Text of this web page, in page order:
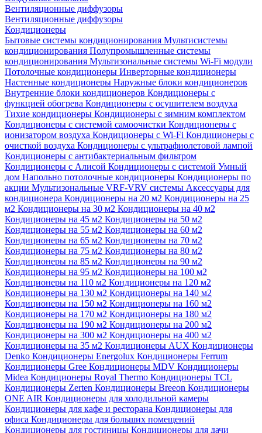
Вентиляционные диффузоры
Вентиляционные диффузоры
Кондиционеры
Бытовые системы кондиционирования Мультисистемы
кондиционирования Полупромышленные системы
кондиционирования Мультизональные системы Wi-Fi модули
Потолочные кондиционеры Инверторные кондиционеры
Настенные кондиционеры Наружные блоки кондиционеров
Внутренние блоки кондиционеров Кондиционеры с
функцией обогрева Кондиционеры с осушителем воздуха
Тихие кондиционеры Кондиционеры с зимним комплектом
Кондиционеры с системой самоочистки Кондиционеры с
ионизатором воздуха Кондиционеры с Wi-Fi Кондиционеры с
очисткой воздуха Кондиционеры с ультрафиолетовой лампой
Кондиционеры с антибактериальным фильтром
Кондиционеры с Алисой Кондиционеры с системой Умный
дом Напольно потолочные кондиционеры Кондиционеры по
акции Мультизональные VRF-VRV системы Аксессуары для
кондиционера Кондиционеры на 20 м2 Кондиционеры на 25
м2 Кондиционеры на 30 м2 Кондиционеры на 40 м2
Кондиционеры на 45 м2 Кондиционеры на 50 м2
Кондиционеры на 55 м2 Кондиционеры на 60 м2
Кондиционеры на 65 м2 Кондиционеры на 70 м2
Кондиционеры на 75 м2 Кондиционеры на 80 м2
Кондиционеры на 85 м2 Кондиционеры на 90 м2
Кондиционеры на 95 м2 Кондиционеры на 100 м2
Кондиционеры на 110 м2 Кондиционеры на 120 м2
Кондиционеры на 130 м2 Кондиционеры на 140 м2
Кондиционеры на 150 м2 Кондиционеры на 160 м2
Кондиционеры на 170 м2 Кондиционеры на 180 м2
Кондиционеры на 190 м2 Кондиционеры на 200 м2
Кондиционеры на 300 м2 Кондиционеры на 400 м2
Кондиционеры на 35 м2 Кондиционеры AUX Кондиционеры
Denko Кондиционеры Energolux Кондиционеры Ferrum
Кондиционеры Gree Кондиционеры MDV Кондиционеры
Midea Кондиционеры Royal Thermo Кондиционеры TCL
Кондиционеры Zerten Кондиционеры Breeon Кондиционеры
ONE AIR Кондиционеры для холодильной камеры
Кондиционеры для кафе и ресторана Кондиционеры для
офиса Кондиционеры для больших помещений
Кондиционеры для гостиницы Кондиционеры для дачи